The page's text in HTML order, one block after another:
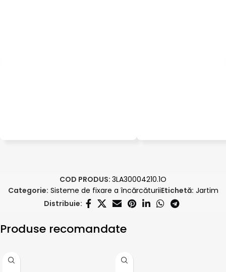
COD PRODUS: 3LA30004210.1O
Categorie: Sisteme de fixare a încărcăturiiEtichetă: Jartim
Distribuie:
Produse recomandate